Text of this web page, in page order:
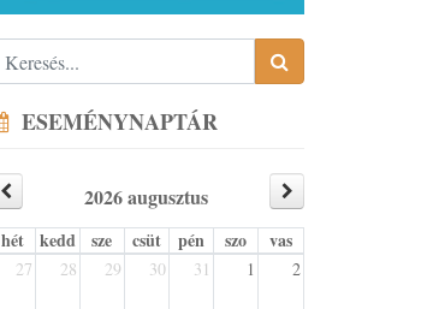
ESEMÉNYNAPTÁR
2026 augusztus
hét kedd sze csüt pén szo vas
27 28 29 30 31 1 2